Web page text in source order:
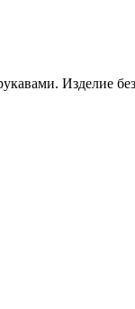
Изделие